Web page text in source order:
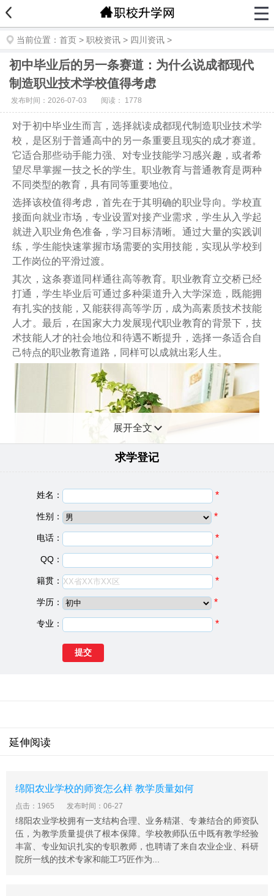
当前位置： 首页 > 职校资讯 > 四川资讯 >
初中毕业后的另一条赛道：为什么说成都现代
制造职业技术学校值得考虑
发布时间：2026-07-03 阅读： 1778
对于初中毕业生而言，选择就读成都现代制造职业技术学
校，是区别于普通高中的另一条重要且现实的成才赛道。
它适合那些动手能力强、对专业技能学习感兴趣，或者希
望尽早掌握一技之长的学生。职业教育与普通教育是两种
不同类型的教育，具有同等重要地位。
选择该校值得考虑，首先在于其明确的职业导向。学校直
接面向就业市场，专业设置对接产业需求，学生从入学起
就进入职业角色准备，学习目标清晰。通过大量的实践训
练，学生能快速掌握市场需要的实用技能，实现从学校到
工作岗位的平滑过渡。
其次，这条赛道同样通往高等教育。职业教育立交桥已经
打通，学生毕业后可通过多种渠道升入大学深造，既能拥
有扎实的技能，又能获得高等学历，成为高素质技术技能
人才。最后，在国家大力发展现代职业教育的背景下，技
术技能人才的社会地位和待遇不断提升，选择一条适合自
己特点的职业教育道路，同样可以成就出彩人生。
成都现代制造职业技术学校基础信息
1985
院校类型：
职业学校
学校地址：
四川省成都市新都区新都镇新军路283号
成都市现代制造职业技术学校简介
校园占地185亩，建筑面积8万多平方米。学校拥有先进的
教学设施设备，藏书10万册;建有多功能校园网，学校有微
机室16个，教学用计算机800余台;实验(作)室52个，体卫
设施齐全，现已建成机械加工和数控技术两大实训基地以
及计算机实训中心、高星级饭店运营与管理实训中心、电
成都市现代制造职业技术学校师资力量
人。学校有省市专业指导委员会主任、副主任委员8人，
国家职业技能考核测试员18人，学校教师教学水平高、专
业技能强。学校 “双师型”教师比例居成都市前列，参加成
都市教师大比武成绩优异。
成都市现代制造职业技术学校办学特色
展开全文
求学登记
姓名： *
性别： *
电话： *
QQ： *
籍贯： *
学历： *
专业： *
延伸阅读
绵阳农业学校的师资怎么样 教学质量如何
点击：1965 发布时间：06-27
绵阳农业学校拥有一支结构合理、业务精湛、专兼结合的师资队
伍，为教学质量提供了根本保障。学校教师队伍中既有教学经验
丰富、专业知识扎实的专职教师，也聘请了来自农业企业、科研
院所一线的技术专家和能工巧匠作为...